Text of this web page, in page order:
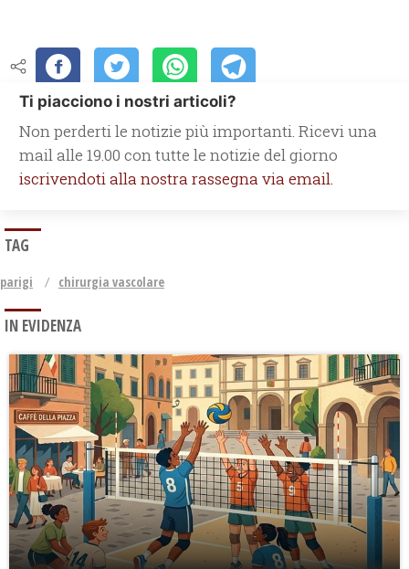
Ti piacciono i nostri articoli?
Non perderti le notizie più importanti. Ricevi una
mail alle 19.00 con tutte le notizie del giorno
iscrivendoti alla nostra rassegna via email.
TAG
parigi chirurgia vascolare
IN EVIDENZA